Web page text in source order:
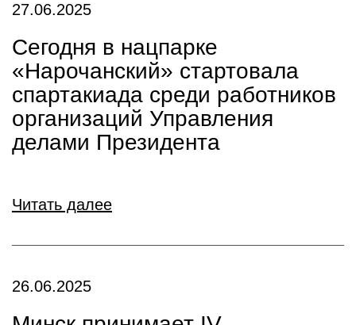
27.06.2025
Сегодня в нацпарке
«Нарочанский» стартовала
спартакиада среди работников
организаций Управления
делами Президента
Читать далее
26.06.2025